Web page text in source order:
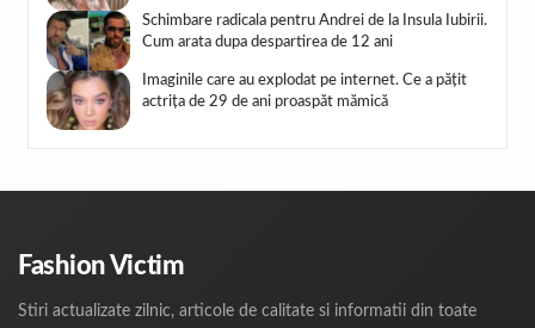
Schimbare radicala pentru Andrei de la Insula Iubirii.
Cum arata dupa despartirea de 12 ani
Imaginile care au explodat pe internet. Ce a pățit
actrița de 29 de ani proaspăt mămică
Fashion Victim
Stiri actualizate zilnic, articole de calitate si informatii din toate